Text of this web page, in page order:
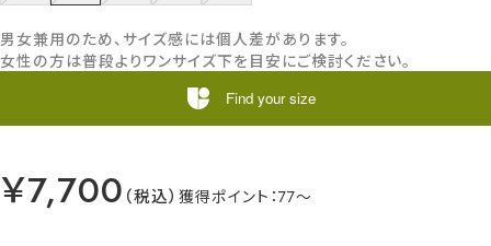
￥7,700 77
男女兼用のため、サイズ感には個人差があります。
女性の方は普段よりワンサイズ下を目安にご検討ください。
Find your size